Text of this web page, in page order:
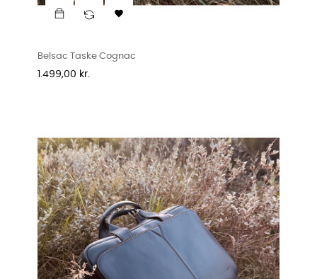

Belsac Taske Cognac
Pris
1.499,00 kr.